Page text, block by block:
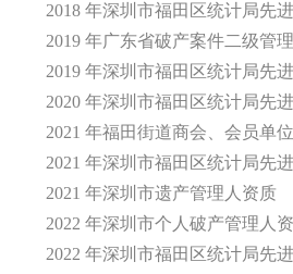
2018 年深圳市福田区统计局先
2019 年广东省破产案件二级管
2019 年深圳市福田区统计局先
2020 年深圳市福田区统计局先
2021 年福田街道商会、会员单位
2021 年深圳市福田区统计局先
2021 年深圳市遗产管理人资质
2022 年深圳市个人破产管理人
2022 年深圳市福田区统计局先